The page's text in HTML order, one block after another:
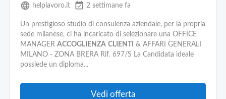
language helplavoro.it event_available 2 settimane fa
Un prestigioso studio di consulenza aziendale, per la propria
sede milanese, ci ha incaricato di selezionare una OFFICE
MANAGER ACCOGLIENZA CLIENTI
& AFFARI GENERALI
MILANO - ZONA BRERA Rif. 697/S La Candidata ideale
possiede un diploma...
Vedi offerta